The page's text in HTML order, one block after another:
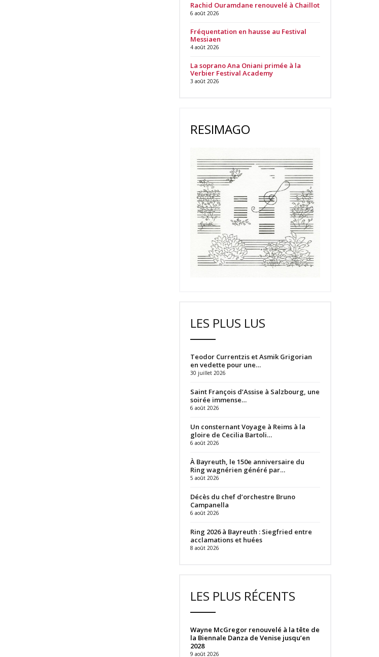
Rachid Ouramdane renouvelé à Chaillot
6 août 2026
Fréquentation en hausse au Festival
Messiaen
4 août 2026
La soprano Ana Oniani primée à la
Verbier Festival Academy
3 août 2026
RESIMAGO
LES PLUS LUS
Teodor Currentzis et Asmik Grigorian
en vedette pour une…
30 juillet 2026
Saint François d’Assise à Salzbourg, une
soirée immense…
6 août 2026
Un consternant Voyage à Reims à la
gloire de Cecilia Bartoli…
6 août 2026
À Bayreuth, le 150e anniversaire du
Ring wagnérien généré par…
5 août 2026
Décès du chef d’orchestre Bruno
Campanella
6 août 2026
Ring 2026 à Bayreuth : Siegfried entre
acclamations et huées
8 août 2026
LES PLUS RÉCENTS
Wayne McGregor renouvelé à la tête de
la Biennale Danza de Venise jusqu’en
2028
9 août 2026